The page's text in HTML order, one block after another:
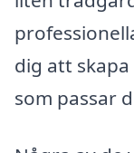
dig att
som passar